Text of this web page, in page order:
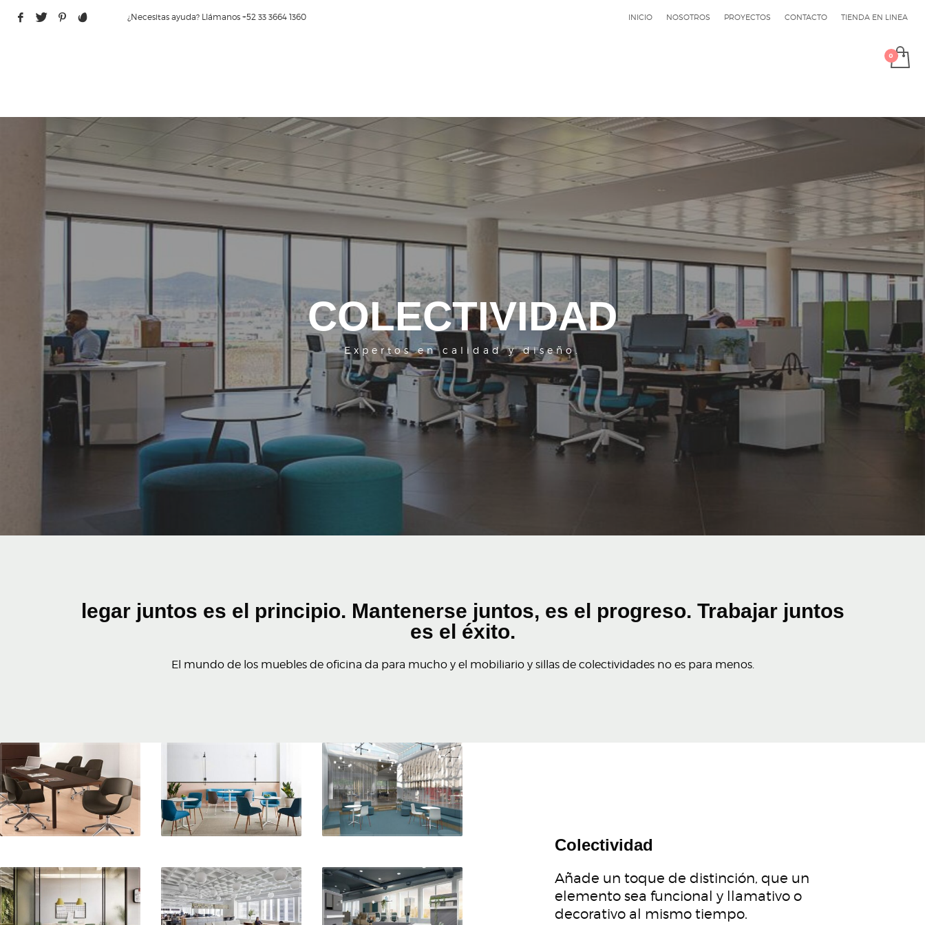
¿Necesitas ayuda? Llámanos +52 33 3664 1360 INICIO NOSOTROS PROYECTOS CONTACTO TIENDA EN LINEA
COLECTIVIDAD
Expertos en calidad y diseño.
legar juntos es el principio. Mantenerse juntos, es el progreso. Trabajar juntos
es el éxito.
El mundo de los muebles de oficina da para mucho y el mobiliario y sillas de colectividades no es para menos.
Colectividad
Añade un toque de distinción, que un
elemento sea funcional y llamativo o
decorativo al mismo tiempo.